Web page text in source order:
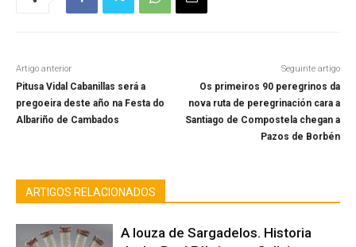
Artigo anterior
Pitusa Vidal Cabanillas será a
pregoeira deste año na Festa do
Albariño de Cambados
Seguinte artigo
Os primeiros 90 peregrinos da
nova ruta de peregrinación cara a
Santiago de Compostela chegan a
Pazos de Borbén
ARTIGOS RELACIONADOS
A louza de Sargadelos. Historia